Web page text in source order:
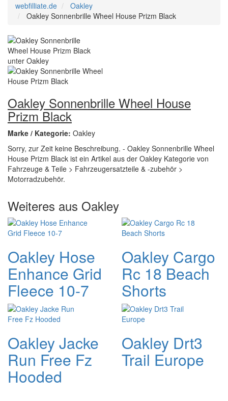
webfilliate.de
Oakley
Oakley Sonnenbrille Wheel House Prizm Black
Oakley Sonnenbrille Wheel House
Prizm Black
Marke / Kategorie: Oakley
Sorry, zur Zeit keine Beschreibung. - Oakley Sonnenbrille Wheel
House Prizm Black ist ein Artikel aus der Oakley Kategorie von
Fahrzeuge & Teile > Fahrzeugersatzteile & -zubehör >
Motorradzubehör.
Weiteres aus Oakley
Oakley Hose
Enhance Grid
Fleece 10-7
Oakley Cargo
Rc 18 Beach
Shorts
Oakley Jacke
Run Free Fz
Hooded
Oakley Drt3
Trail Europe